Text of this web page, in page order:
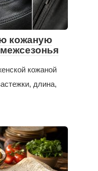
кожаную
кожаной
длина,